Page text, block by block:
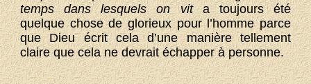
temps dans lesquels on vita toujours été
quelque chose de glorieux pour l’homme parce
que Dieu écrit cela d’une manière tellement
claire que cela ne devrait échapper à personne.